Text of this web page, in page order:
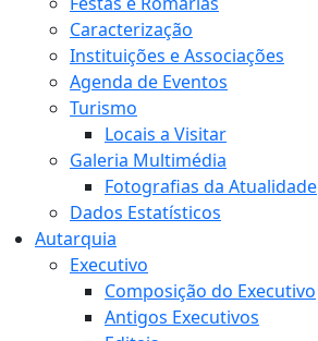
Caracterização
Instituições e Associações
Agenda de Eventos
Turismo
Locais a Visitar
Galeria Multimédia
Fotografias da Atualidade
Dados Estatísticos
Autarquia
Executivo
Composição do Executivo
Antigos Executivos